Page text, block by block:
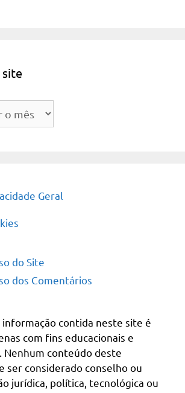
Geral
do Site
dos Comentários
informação contida neste site é
com fins educacionais e
Nenhum conteúdo deste
ser considerado conselho ou
jurídica, política, tecnológica ou